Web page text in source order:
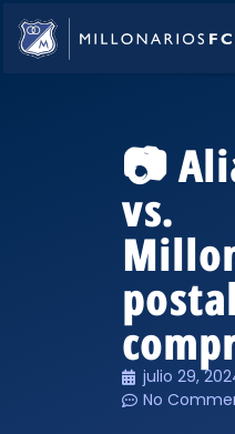
📷
vs.
julio 29,
No